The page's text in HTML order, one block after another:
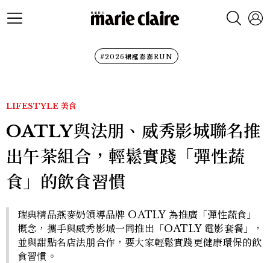
#2026裙襬澎澎RUN
LIFESTYLE 美食
OATLY與法朋、威秀影城聯名推
出午茶組合，輕鬆實踐「彈性蔬
食」的飲食習慣
瑞典精品燕麥奶領導品牌 OATLY 為推廣「彈性蔬食」
概念，攜手與威秀影城一同推出「OATLY 電影套餐」，
並與甜點名店法朋合作，要大家輕鬆實踐更健康環保的飲
食習慣。